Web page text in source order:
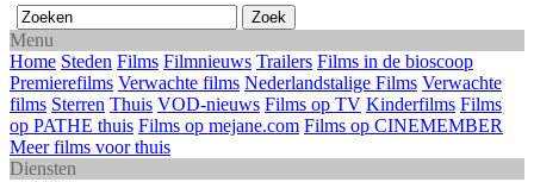
Menu
Home Steden Films Filmnieuws Trailers Films in de bioscoop
Premierefilms Verwachte films Nederlandstalige Films Verwachte
films Sterren Thuis VOD-nieuws Films op TV Kinderfilms Films
op PATHE thuis Films op mejane.com Films op CINEMEMBER
Meer films voor thuis
Diensten